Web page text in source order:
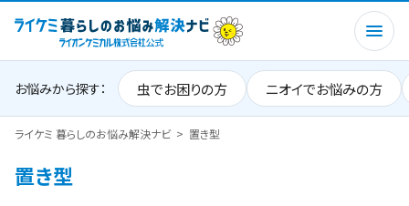
お悩みから探す： 虫でお困りの方 ニオイでお悩みの方
ライケミ 暮らしのお悩み解決ナビ 置き型
置き型